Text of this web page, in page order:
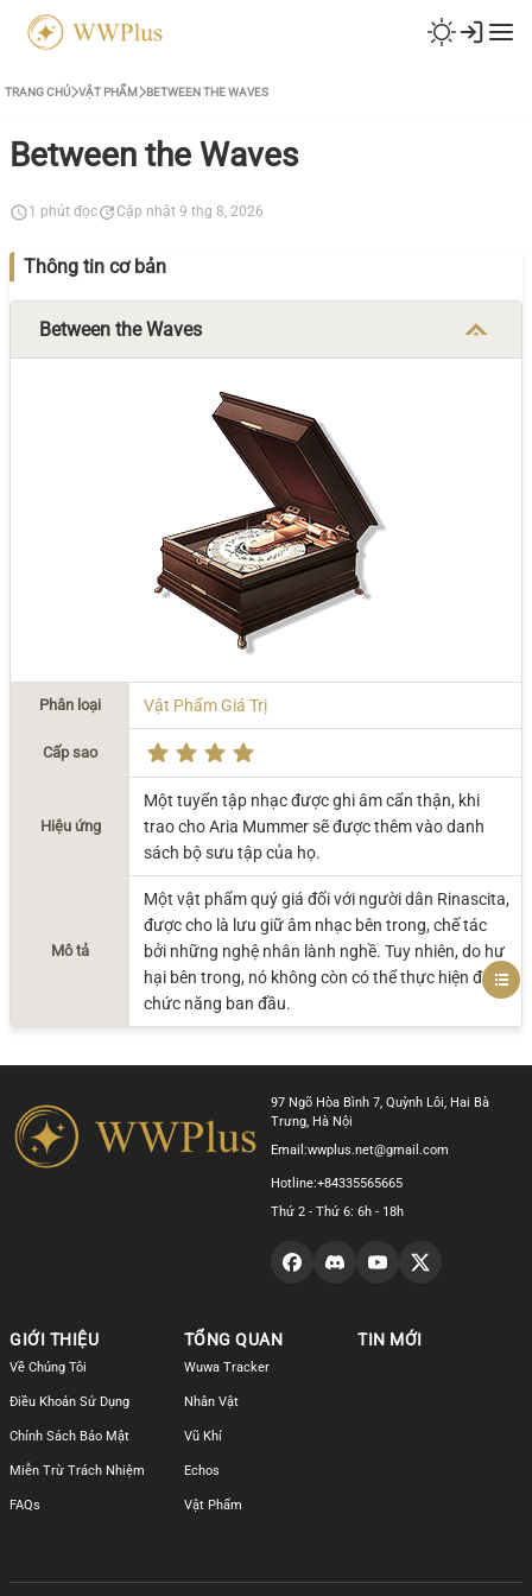
TRANG CHỦ VẬT PHẨM BETWEEN THE WAVES
Between the Waves
1 phút đọc Cập nhật 9 thg 8, 2026
Thông tin cơ bản
Between the Waves
Phân loại Vật Phẩm Giá Trị
Cấp sao
Hiệu ứng
Một tuyển tập nhạc được ghi âm cẩn thận, khi
trao cho Aria Mummer sẽ được thêm vào danh
sách bộ sưu tập của họ.
Mô tả
Một vật phẩm quý giá đối với người dân Rinascita,
được cho là lưu giữ âm nhạc bên trong, chế tác
bởi những nghệ nhân lành nghề. Tuy nhiên, do hư
hại bên trong, nó không còn có thể thực hiện được
chức năng ban đầu.
97 Ngõ Hòa Bình 7, Quỳnh Lôi, Hai Bà
Trưng, Hà Nội
Email:wwplus.net@gmail.com
Hotline:+84335565665
Thứ 2 - Thứ 6: 6h - 18h
GIỚI THIỆU
Về Chúng Tôi
Điều Khoản Sử Dụng
Chính Sách Bảo Mật
Miễn Trừ Trách Nhiệm
FAQs
TỔNG QUAN
Wuwa Tracker
Nhân Vật
Vũ Khí
Echos
Vật Phẩm
TIN MỚI